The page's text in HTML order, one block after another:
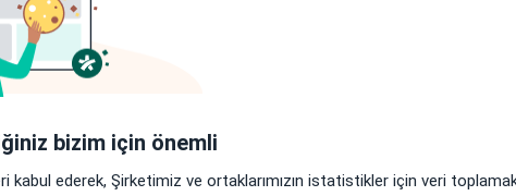
Molla Gürani Mahallesi Vatan Cad. Halıcılar Köşkü Sk. No:11 Aksaray, Fatih •Harita
bizim için önemli
kabul ederek, Şirketimiz ve ortaklarımızın istatistikler için veri